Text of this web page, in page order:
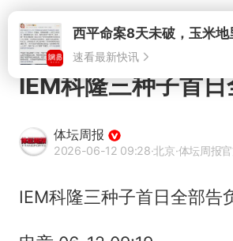
IEM科隆三种子首
体坛周报
2026-06-12 09:28·北京·体坛周报
IEM科隆三种子首日全部告